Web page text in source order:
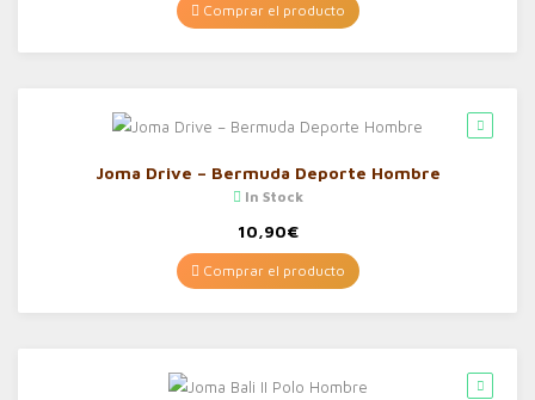
Comprar el producto
Joma Drive – Bermuda Deporte Hombre
In Stock
10,90€
Comprar el producto